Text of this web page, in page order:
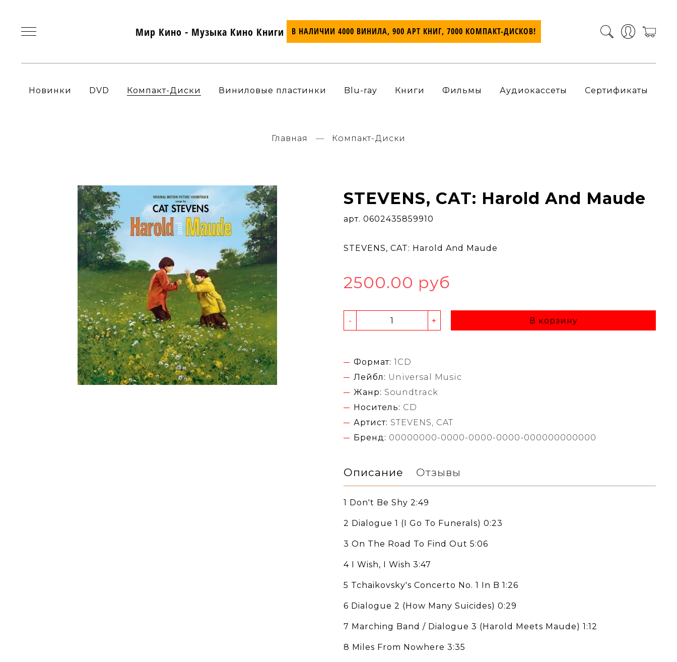
Мир Кино - Музыка Кино Книги В НАЛИЧИИ 4000 ВИНИЛА, 900 АРТ КНИГ, 7000 КОМПАКТ-ДИСКОВ!
Новинки DVD Компакт-Диски Виниловые пластинки Blu-ray Книги Фильмы Аудиокассеты Сертификаты
Главная Компакт-Диски
STEVENS, CAT: Harold And Maude
арт. 0602435859910
STEVENS, CAT: Harold And Maude
2500.00 руб
- + В корзину
Формат: 1CD
Лейбл: Universal Music
Жанр: Soundtrack
Носитель: CD
Артист: STEVENS, CAT
Бренд: 00000000-0000-0000-0000-000000000000
Описание Отзывы
1 Don't Be Shy 2:49
2 Dialogue 1 (I Go To Funerals) 0:23
3 On The Road To Find Out 5:06
4 I Wish, I Wish 3:47
5 Tchaikovsky's Concerto No. 1 In B 1:26
6 Dialogue 2 (How Many Suicides) 0:29
7 Marching Band / Dialogue 3 (Harold Meets Maude) 1:12
8 Miles From Nowhere 3:35